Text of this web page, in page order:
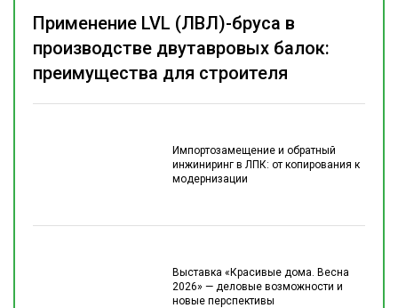
Импортозамещение и обратный
инжиниринг в ЛПК: от копирования к
модернизации
Выставка «Красивые дома. Весна
2026» — деловые возможности и
новые перспективы
Применение LVL (ЛВЛ)-бруса в
производстве двутавровых балок:
преимущества для строителя